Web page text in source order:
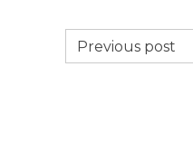
Previous post